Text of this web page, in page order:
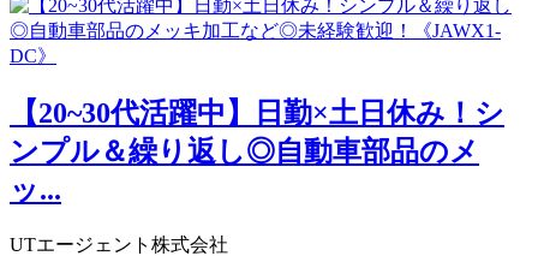
【20~30代活躍中】日勤×土日休み！シ
ンプル＆繰り返し◎自動車部品のメ
ッ...
UTエージェント株式会社